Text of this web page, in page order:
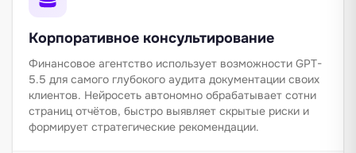
Корпоративное консультирование
Финансовое агентство использует возможности GPT-
5.5 для самого глубокого аудита документации своих
клиентов. Нейросеть автономно обрабатывает сотни
страниц отчётов, быстро выявляет скрытые риски и
формирует стратегические рекомендации.